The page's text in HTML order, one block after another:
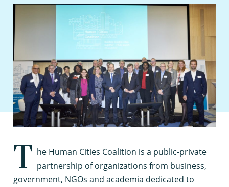
T he Human Cities Coalition is a public-private
partnership of organizations from business,
government, NGOs and academia dedicated to